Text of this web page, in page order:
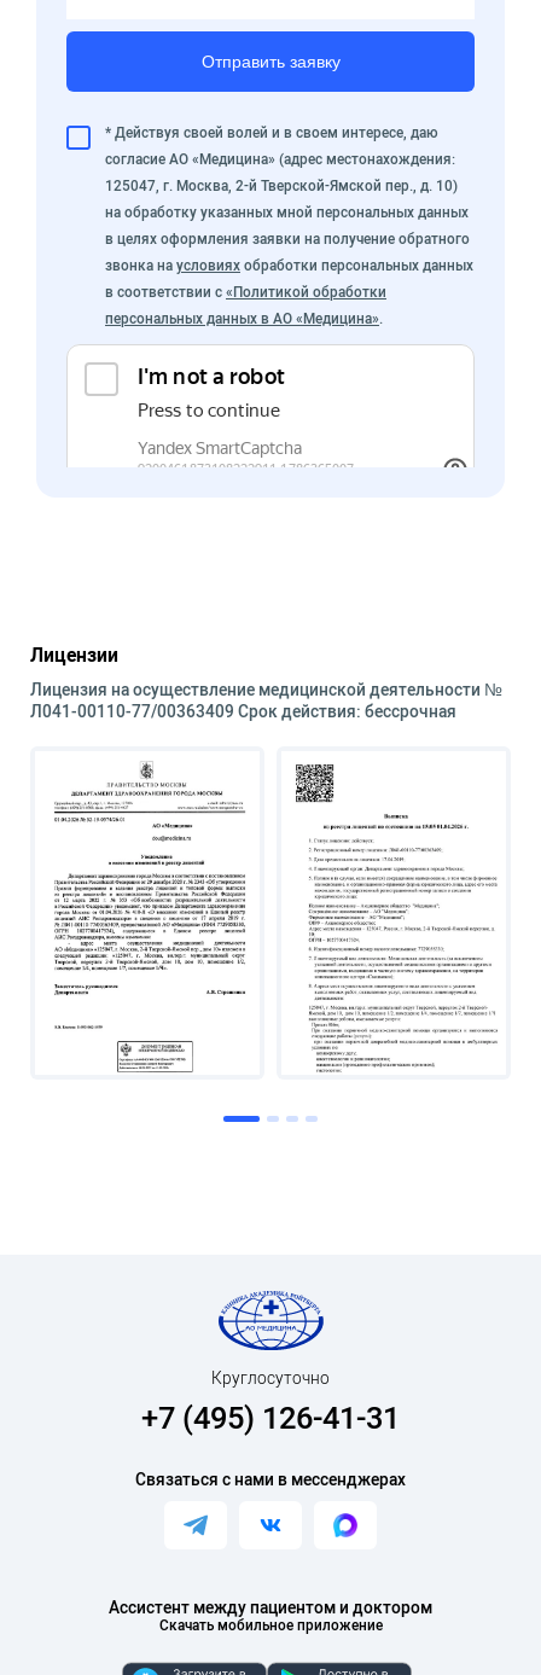
Отправить заявку
* Действуя своей волей и в своем интересе, даю
согласие АО «Медицина» (адрес местонахождения:
125047, г. Москва, 2-й Тверской-Ямской пер., д. 10)
на обработку указанных мной персональных данных
в целях оформления заявки на получение обратного
звонка на условиях обработки персональных данных
в соответствии с «Политикой обработки
персональных данных в АО «Медицина».
Лицензии
Лицензия на осуществление медицинской деятельности №
Л041-00110-77/00363409 Срок действия: бессрочная
Ассистент между пациентом и доктором
Скачать мобильное приложение
Круглосуточно
+7 (495) 126-41-31
Связаться с нами в мессенджерах